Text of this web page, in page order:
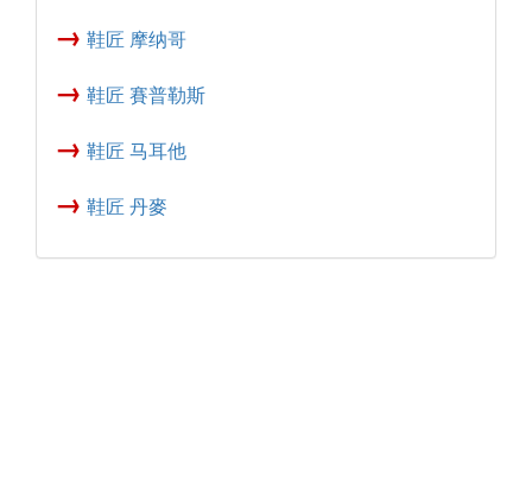
→ 鞋匠 摩纳哥
→ 鞋匠 賽普勒斯
→ 鞋匠 马耳他
→ 鞋匠 丹麥